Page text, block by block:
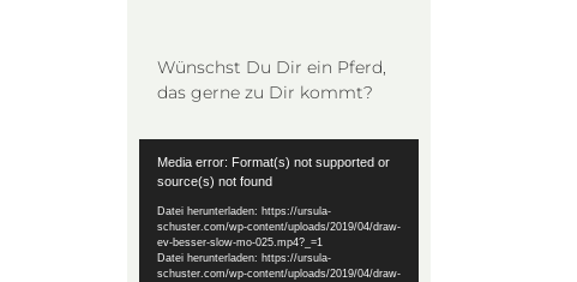
Wünschst Du Dir ein Pferd,
das gerne zu Dir kommt?
Player
Media error: Format(s) not supported or
source(s) not found
Datei herunterladen: https://ursula-
schuster.com/wp-content/uploads/2019/04/draw-
ev-besser-slow-mo-025.mp4?_=1
Datei herunterladen: https://ursula-
schuster.com/wp-content/uploads/2019/04/draw-